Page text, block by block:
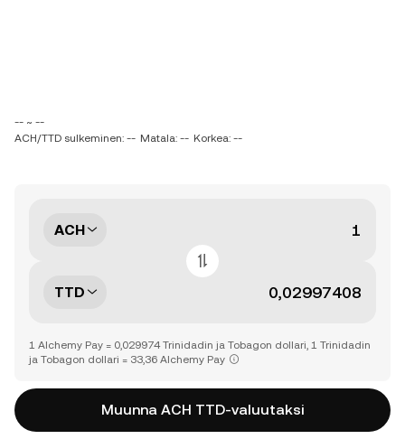
-- ~ --
ACH/TTD sulkeminen: -- Matala: -- Korkea: --
ACH
TTD
1 Alchemy Pay = 0,029974 Trinidadin ja Tobagon dollari, 1 Trinidadin
ja Tobagon dollari = 33,36 Alchemy Pay
Muunna ACH TTD-valuutaksi